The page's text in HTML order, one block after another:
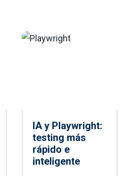
IA y Playwright:
testing más
rápido e
inteligente